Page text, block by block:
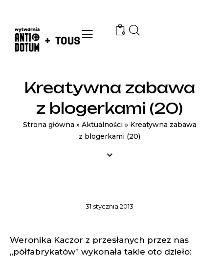
0
Kreatywna zabawa
z blogerkami (20)
Strona główna » Aktualności» Kreatywna zabawa
z blogerkami (20)
31 stycznia 2013
Weronika Kaczor z przesłanych przez nas
„półfabrykatów” wykonała takie oto dzieło: